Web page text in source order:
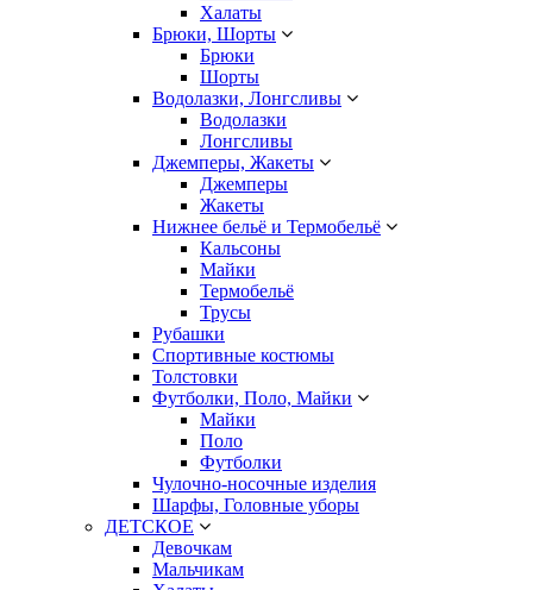
Халаты
Брюки, Шорты
Брюки
Шорты
Водолазки, Лонгсливы
Водолазки
Лонгсливы
Джемперы, Жакеты
Джемперы
Жакеты
Нижнее бельё и Термобельё
Кальсоны
Майки
Термобельё
Трусы
Рубашки
Спортивные костюмы
Толстовки
Футболки, Поло, Майки
Майки
Поло
Футболки
Чулочно-носочные изделия
Шарфы, Головные уборы
ДЕТСКОЕ
Девочкам
Мальчикам